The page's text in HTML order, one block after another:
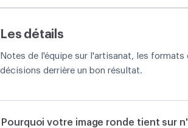
Les détails
Notes de l'équipe sur l'artisanat, les
décisions derrière un bon résultat.
Pourquoi votre image ronde tient sur